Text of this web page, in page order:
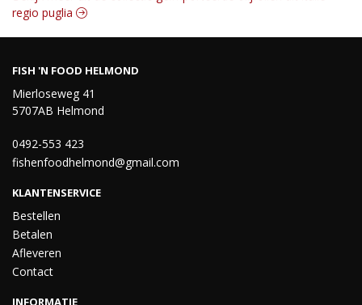
regio puglia
FISH 'N FOOD HELMOND
Mierloseweg 41
5707AB Helmond
0492-553 423
fishenfoodhelmond@gmail.com
KLANTENSERVICE
Bestellen
Betalen
Afleveren
Contact
INFORMATIE